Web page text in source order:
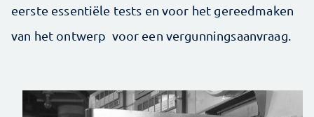
eerste essentiële tests en voor het gereedmaken
van het ontwerp voor een vergunningsaanvraag.